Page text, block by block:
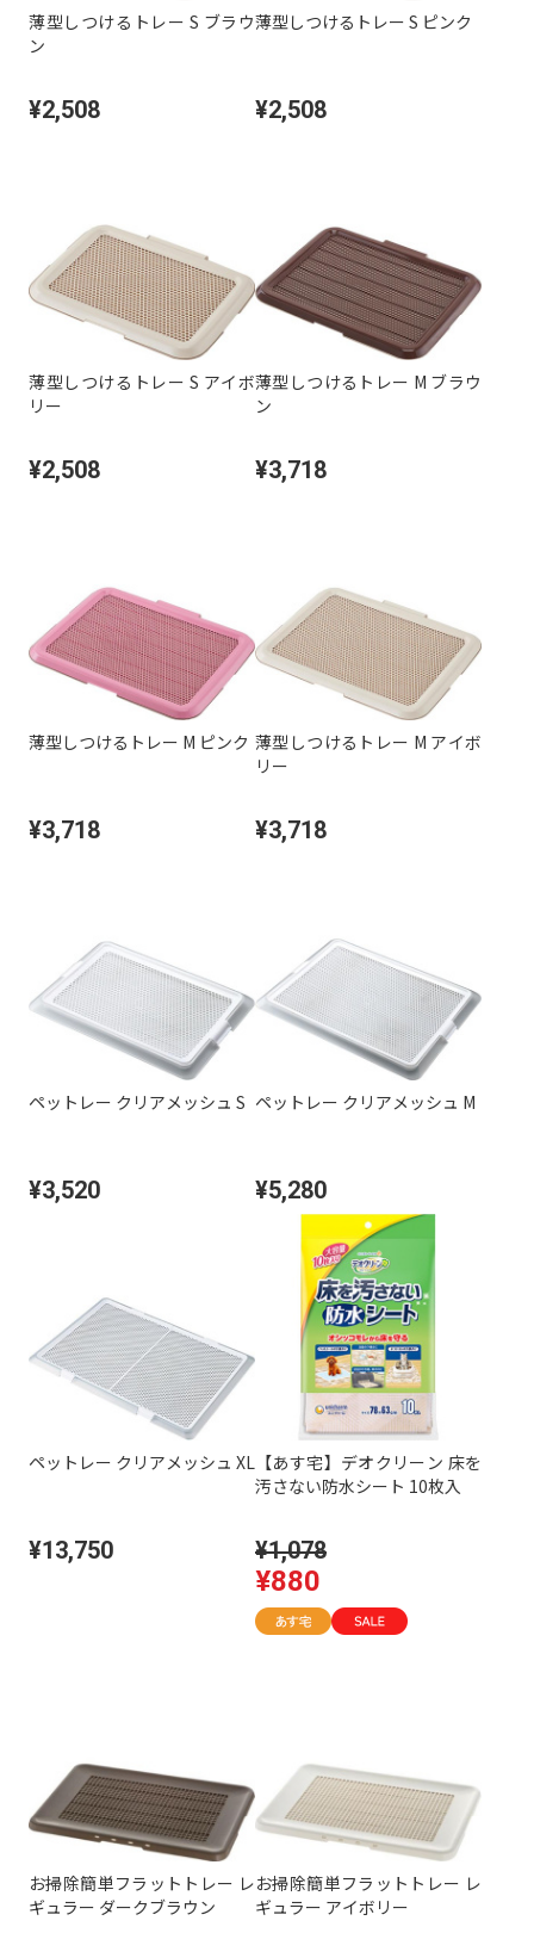
薄型しつけるトレー S ブラウ
ン
¥2,508
薄型しつけるトレー S ピンク
¥2,508
薄型しつけるトレー S アイボ
リー
¥2,508
薄型しつけるトレー M ブラウ
ン
¥3,718
薄型しつけるトレー M ピンク
¥3,718
薄型しつけるトレー M アイボ
リー
¥3,718
ペットレー クリアメッシュ S
¥3,520
ペットレー クリアメッシュ M
¥5,280
ペットレー クリアメッシュ XL
¥13,750
【あす宅】デオクリーン 床を
汚さない防水シート 10枚入
¥1,078
¥880
お掃除簡単フラットトレー レ
ギュラー ダークブラウン
お掃除簡単フラットトレー レ
ギュラー アイボリー